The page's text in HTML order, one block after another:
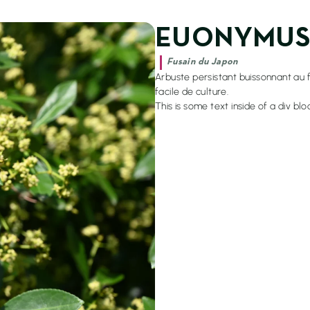
La maison Mignon
VIS-À-VIS
SAVOIR PLUS
ConfidentialitéCookies© 2026 Henri Mignon - Réalisation
Fusain du Japon
Arbuste persistant buissonnant
facile de culture.
This is some text inside of a div